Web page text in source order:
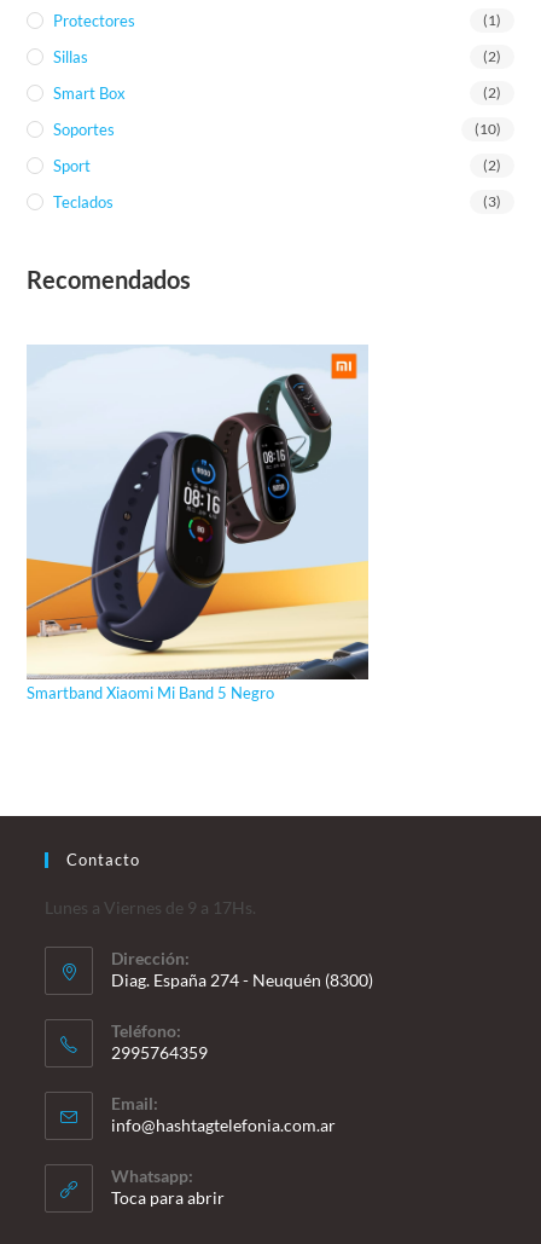
Protectores (1)
Sillas (2)
Smart Box (2)
Soportes (10)
Sport (2)
Teclados (3)
Recomendados
Smartband Xiaomi Mi Band 5 Negro
Contacto
Lunes a Viernes de 9 a 17Hs.
Dirección:
Diag. España 274 - Neuquén (8300)
Teléfono:
2995764359
abre
en
tu
aplicación
Email:
info@hashtagtelefonia.com.arSe
Whatsapp:
Toca para abrir